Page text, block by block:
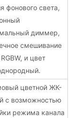
фонового света,
диммер,
смешивание
и цвет
цветной ЖК-
с возможностью
режима канала